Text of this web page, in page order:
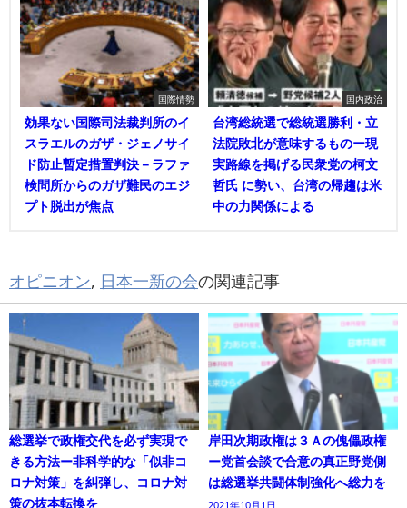
国際情勢
効果ない国際司法裁判所のイ
スラエルのガザ・ジェノサイ
ド防止暫定措置判決－ラファ
検問所からのガザ難民のエジ
プト脱出が焦点
国内政治
台湾総統選で総統選勝利・立
法院敗北が意味するものー現
実路線を掲げる民衆党の柯文
哲氏 に勢い、台湾の帰趨は米
中の力関係による
オピニオン, 日本一新の会の関連記事
総選挙で政権交代を必ず実現で
きる方法ー非科学的な「似非コ
ロナ対策」を糾弾し、コロナ対
策の抜本転換を
岸田次期政権は３Ａの傀儡政権
ー党首会談で合意の真正野党側
は総選挙共闘体制強化へ総力を
2021年10月1日